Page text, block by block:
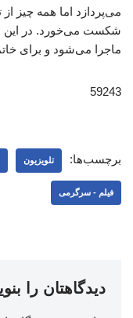
می‌پردازد اما همه چیز
شکست می‌خورد. در این
ماجرا می‌شود و برای
59243
برچسب‌ها: تلویزیون
فیلم - سرگرمی
دیدگاهتان را